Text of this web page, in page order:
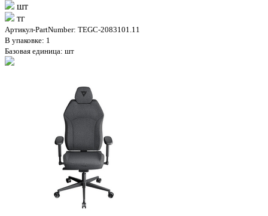
шт
тг
Артикул-PartNumber: TEGC-2083101.11
В упаковке: 1
Базовая единица: шт